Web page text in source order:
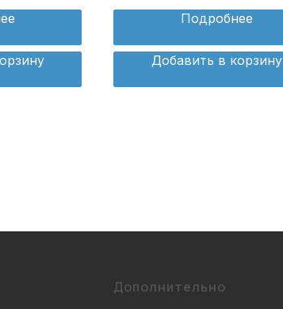
Подробнее
Добавить в корзину
Дополнительно